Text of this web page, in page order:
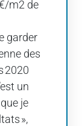
m2 de
garder
des
2020
un
je
»,